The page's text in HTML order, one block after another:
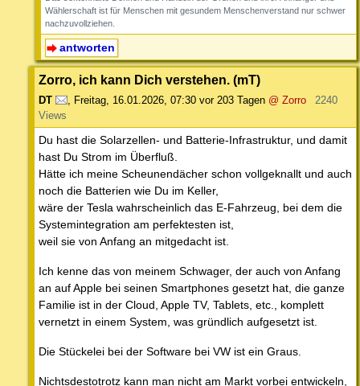
Wählerschaft ist für Menschen mit gesundem Menschenverstand nur schwer
nachzuvollziehen.
antworten
Zorro, ich kann Dich verstehen. (mT)
DT , Freitag, 16.01.2026, 07:30 vor 203 Tagen @ Zorro
2240
Views
Du hast die Solarzellen- und Batterie-Infrastruktur, und damit
hast Du Strom im Überfluß.
Hätte ich meine Scheunendächer schon vollgeknallt und auch
noch die Batterien wie Du im Keller,
wäre der Tesla wahrscheinlich das E-Fahrzeug, bei dem die
Systemintegration am perfektesten ist,
weil sie von Anfang an mitgedacht ist.
Ich kenne das von meinem Schwager, der auch von Anfang
an auf Apple bei seinen Smartphones gesetzt hat, die ganze
Familie ist in der Cloud, Apple TV, Tablets, etc., komplett
vernetzt in einem System, was gründlich aufgesetzt ist.
Die Stückelei bei der Software bei VW ist ein Graus.
Nichtsdestotrotz kann man nicht am Markt vorbei entwickeln,